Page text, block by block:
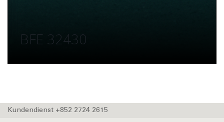
BFE 32430
Kundendienst +852 2724 2615